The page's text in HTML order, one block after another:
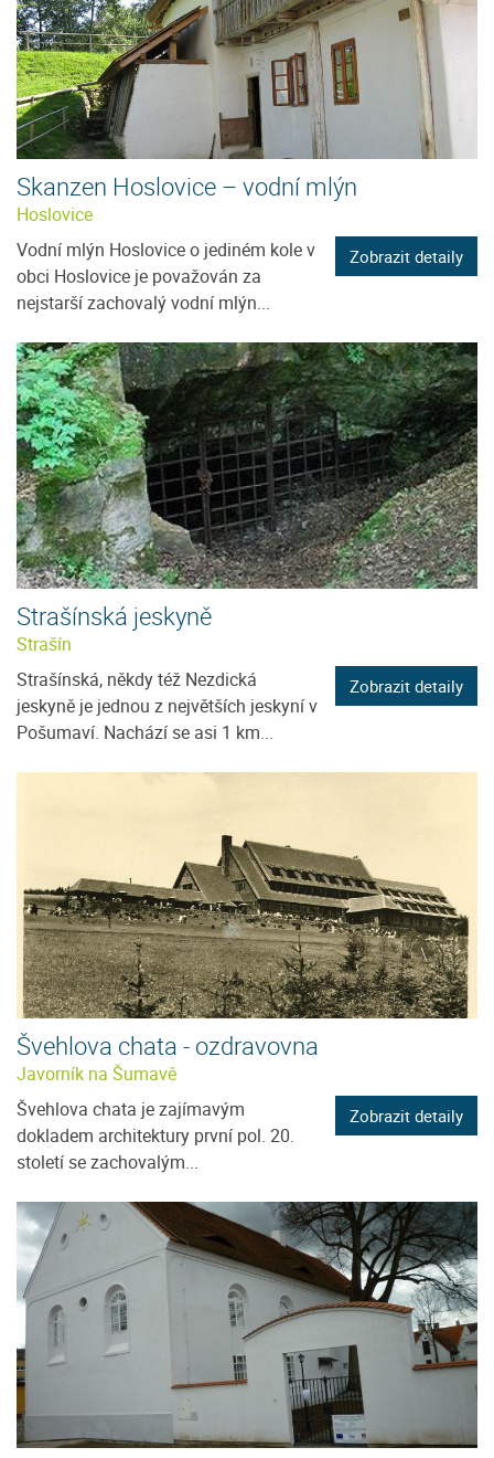
Skanzen Hoslovice – vodní mlýn
Hoslovice
Vodní mlýn Hoslovice o jediném kole v
obci Hoslovice je považován za
nejstarší zachovalý vodní mlýn...
Zobrazit detaily
Strašínská jeskyně
Strašín
Strašínská, někdy též Nezdická
jeskyně je jednou z největších jeskyní v
Pošumaví. Nachází se asi 1 km...
Zobrazit detaily
Švehlova chata - ozdravovna
Javorník na Šumavě
Švehlova chata je zajímavým
dokladem architektury první pol. 20.
století se zachovalým...
Zobrazit detaily